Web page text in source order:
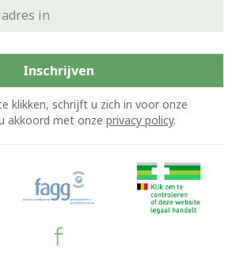
Inschrijven
klikken, schrijft u zich in voor onze
akkoord met onze privacy policy.